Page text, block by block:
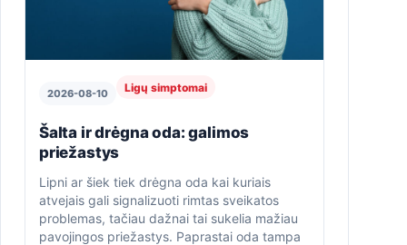
2026-08-10 Ligų simptomai
Šalta ir drėgna oda: galimos
priežastys
Lipni ar šiek tiek drėgna oda kai kuriais
atvejais gali signalizuoti rimtas sveikatos
problemas, tačiau dažnai tai sukelia mažiau
pavojingos priežastys. Paprastai oda tampa